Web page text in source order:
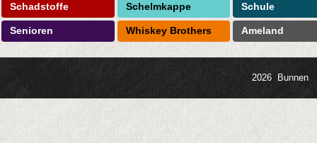
Schadstoffe Schelmkappe Schule
Senioren Whiskey Brothers Ameland
2026 Bunnen